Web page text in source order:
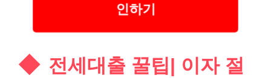
인하기
전세대출 꿀팁| 이자 절